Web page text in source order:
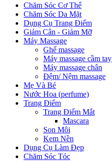
Chăm Sóc Cơ Thể
Chăm Sóc Da Mặt
Dụng Cụ Trang Điểm
Giảm Cân - Giảm Mỡ
Máy Massage
Ghế massage
Máy massage cầm tay
Máy massage chân
Đệm/ Nệm massage
Mẹ Và Bé
Nước Hoa (perfume)
Trang Điểm
Trang Điểm Mắt
Mascara
Son Môi
Kem Nền
Dụng Cụ Làm Đẹp
Chăm Sóc Tóc